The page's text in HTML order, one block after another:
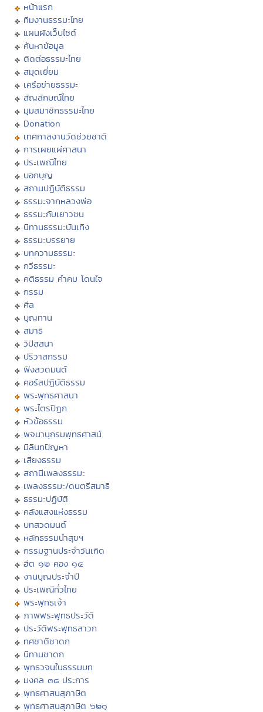
หน้าแรก
ทีมงานธรรมะไทย
แผนผังเว็บไซต์
ค้นหาข้อมูล
ติดต่อธรรมะไทย
สมุดเยี่ยม
เครือข่ายธรรมะ
สัญลักษณ์ไทย
มุมสมาชิกธรรมะไทย
Donation
เทศกาลงานวัดช่วยชาติ
การเผยแผ่ศาสนา
ประเพณีไทย
บอกบุญ
สถานปฏิบัติธรรม
ธรรมะจากหลวงพ่อ
ธรรมะกับเยาวชน
นิทานธรรมะบันเทิง
ธรรมะบรรยาย
บทความธรรมะ
กวีธรรมะ
คติธรรม คำคม โดนใจ
กรรม
ศีล
บุญทาน
สมาธิ
วิปัสสนา
ปริวาสกรรม
ฟังสวดมนต์
คอร์สปฏิบัติธรรม
พระพุทธศาสนา
พระไตรปิฏก
หัวข้อธรรม
พจนานุกรมพุทธศาสน์
มิลินทปัญหา
เสียงธรรม
สถานีเพลงธรรมะ
เพลงธรรมะ/ดนตรีสมาธิ
ธรรมะปฏิบัติ
คลังแสงแห่งธรรม
บทสวดมนต์
หลักธรรมนำสุขฯ
กรรมฐานประจำวันเกิด
ฮีต ๑๒ คอง ๑๔
งานบุญประจำปี
ประเพณีทั่วไทย
พระพุทธเจ้า
ภาพพระพุทธประวัติ
ประวัติพระพุทธสาวก
ทศชาติชาดก
นิทานชาดก
พุทธวจนในธรรมบท
มงคล ๓๘ ประการ
พุทธศาสนสุภาษิต
พุทธศาสนสุภาษิต ๖๒๑